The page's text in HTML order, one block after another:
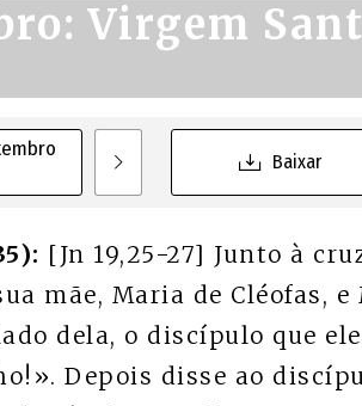
Virgem
Baixar
[Jn 19,25-27] Junto à
mãe, Maria de Cléofas, e
dela, o discípulo que
Depois disse ao